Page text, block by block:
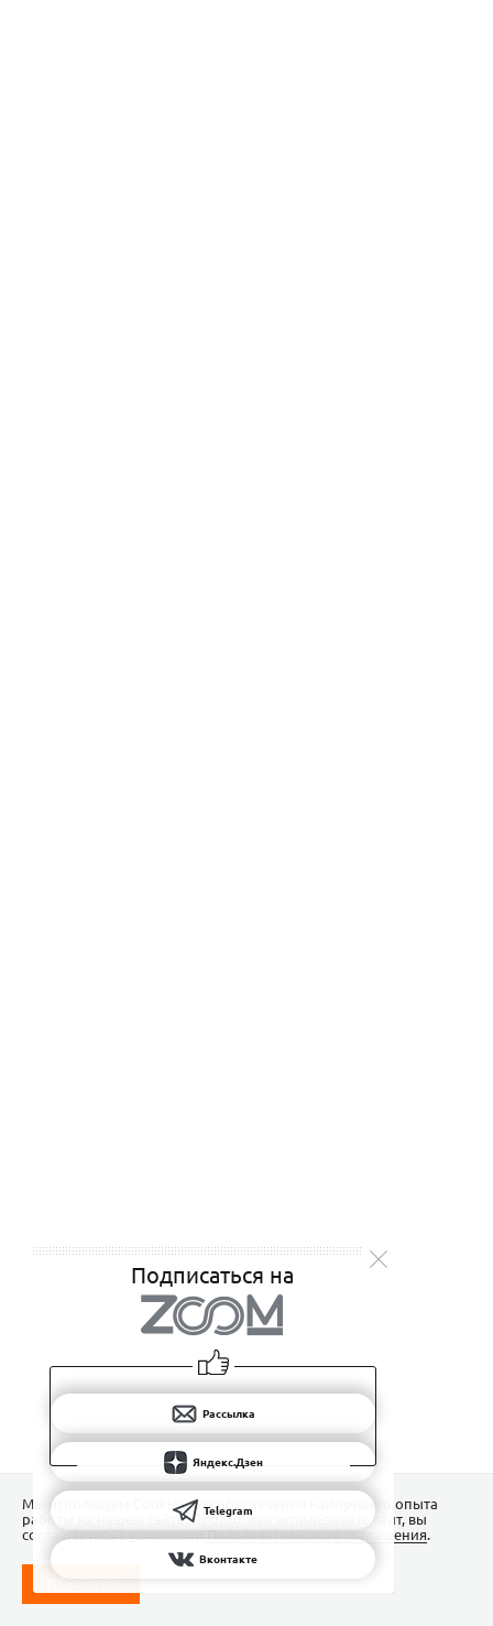
Подписаться на
Рассылка
Яндекс.Дзен
Telegram
Вконтакте
Мы используем Сookies для обеспечения наилучшего опыта
работы на нашем сайте. Продолжая использовать сайт, вы
соглашаетесь с условиямиПользовательского соглашения.
ПОНЯТНО